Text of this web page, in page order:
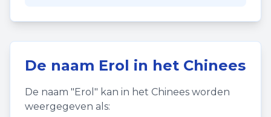
De naam Erol in het Chinees
De naam "Erol " kan in het Chinees worden
weergegeven als: